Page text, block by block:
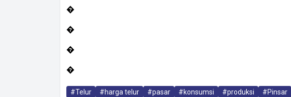
�
�
�
�
#Telur #harga telur #pasar #konsumsi #produksi #Pinsar